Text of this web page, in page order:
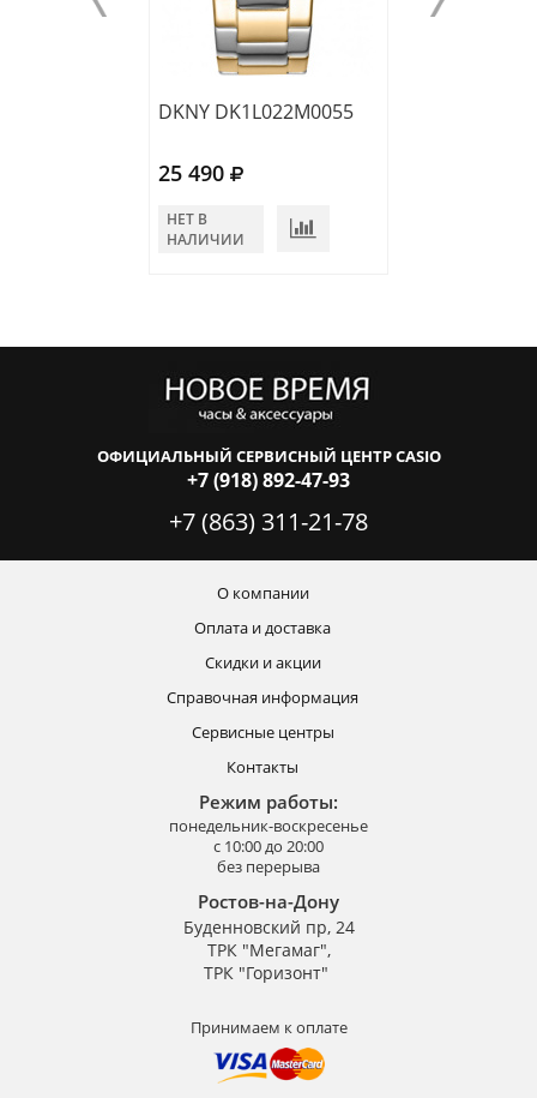
DKNY DK1L022M0055
25 490
НЕТ В
НАЛИЧИИ
ОФИЦИАЛЬНЫЙ СЕРВИСНЫЙ ЦЕНТР CASIO
+7 (918) 892-47-93
+7 (863) 311-21-78
О компании
Оплата и доставка
Скидки и акции
Справочная информация
Сервисные центры
Контакты
Режим работы:
понедельник-воскресенье
с 10:00 до 20:00
без перерыва
Ростов-на-Дону
Буденновский пр, 24
ТРК "Мегамаг",
ТРК "Горизонт"
Принимаем к оплате